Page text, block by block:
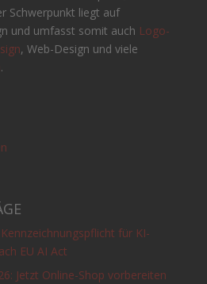
Schwerpunkt liegt auf
und umfasst somit auch Logo-
, Web-Design und viele
.
für KI-
EU AI Act
Jetzt Online-Shop vorbereiten